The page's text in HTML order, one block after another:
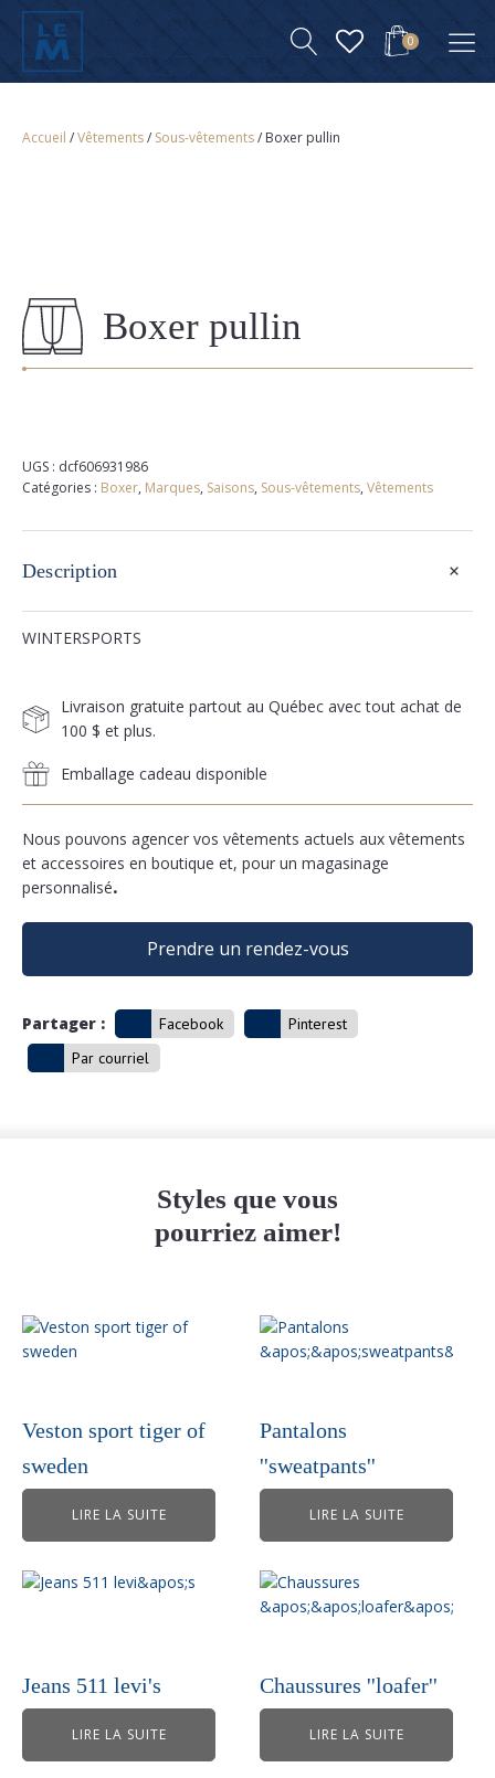
0
Accueil /Vêtements/ Sous-vêtements/ Boxer pullin
Boxer pullin
UGS : dcf606931986
Catégories : Boxer, Marques, Saisons, Sous-vêtements, Vêtements
Description +
WINTERSPORTS
Livraison gratuite partout au Québec avec tout achat de
100 $ et plus.
Emballage cadeau disponible
Nous pouvons agencer vos vêtements actuels aux vêtements
et accessoires en boutique et, pour un magasinage
personnalisé.
Prendre un rendez-vous
Partager : Facebook
Pinterest
Par courriel
Styles que vous
pourriez aimer!
Veston sport tiger of
sweden
LIRE LA SUITE
Pantalons
''sweatpants''
LIRE LA SUITE
Jeans 511 levi's
LIRE LA SUITE
Chaussures ''loafer''
LIRE LA SUITE